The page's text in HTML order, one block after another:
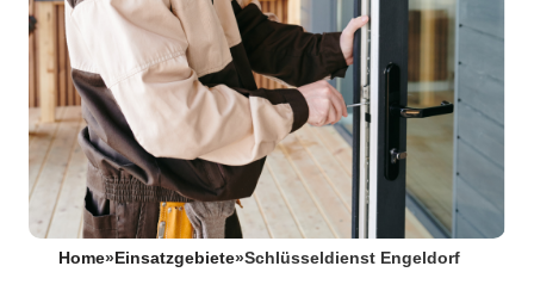
Home» Einsatzgebiete»Schlüsseldienst Engeldorf